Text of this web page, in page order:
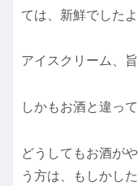
ては、新鮮でしたよ
アイスクリーム、
しかもお酒と違っ
どうしてもお酒が
う方は、もしかし